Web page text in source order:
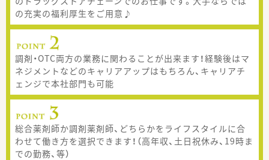
の充実の福利厚生をご用意♪
調剤・OTC両方の業務に関わることが出来ます！経験後はマ
ネジメントなどのキャリアアップはもちろん、キャリアチ
ェンジで本社部門も可能
総合薬剤師か調剤薬剤師、どちらかをライフスタイルに合
わせて働き方を選択できます！（高年収、土日祝休み、19時ま
での勤務、等）